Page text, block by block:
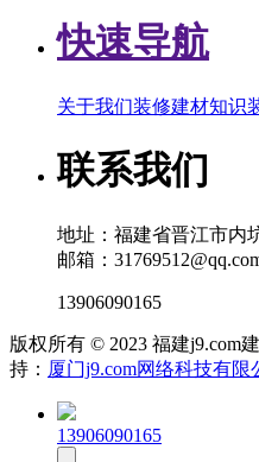
快速导航
关于我们装修建材知识
联系我们
地址：福建省晋江市内
邮箱：
13906090165
版权所有 © 2023 福建j9.com
持： 厦门j9.com网络科技有限
13906090165